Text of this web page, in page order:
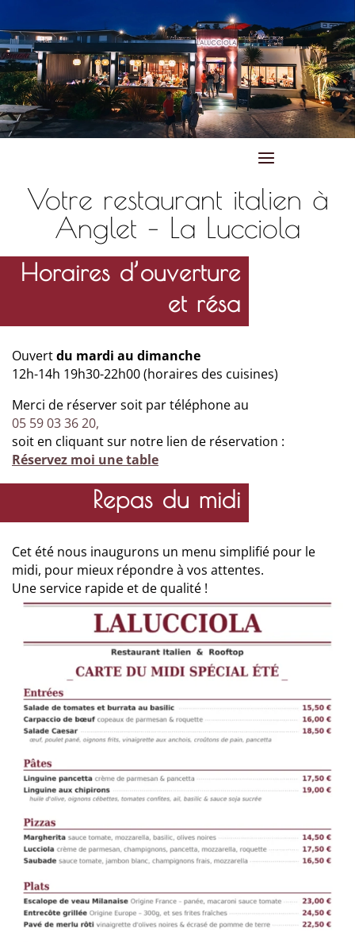
Votre restaurant italien à
Anglet – La Lucciola
Horaires d’ouverture
et résa
Ouvertdu mardi au dimanche
12h-14h 19h30-22h00 (horaires des cuisines)
Merci de réserver soit par téléphone au
05 59 03 36 20,
soit en cliquant sur notre lien de réservation :
Réservez moi une table
Repas du midi
Cet été nous inaugurons un menu simplifié pour le
midi, pour mieux répondre à vos attentes.
Une service rapide et de qualité !